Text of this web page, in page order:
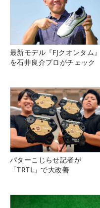
最新モデル『FJクオンタム』
を石井良介プロがチェック
パターこじらせ記者が
「TRTL」で大改善